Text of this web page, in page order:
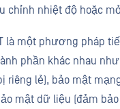
chỉnh nhiệt độ hoặc
là một phương pháp
phần khác nhau
riêng lẻ), bảo mật
mật dữ liệu (đảm